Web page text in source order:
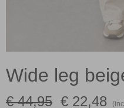
Wide leg
€ 44,95 € 22,48